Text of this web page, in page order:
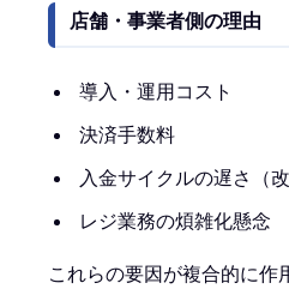
店舗・事業者側の理由
導入・運用コスト
決済手数料
入金サイクルの遅さ（
レジ業務の煩雑化懸念
これらの要因が複合的に作